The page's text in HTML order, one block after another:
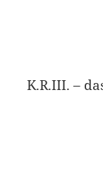
K.R.III. –